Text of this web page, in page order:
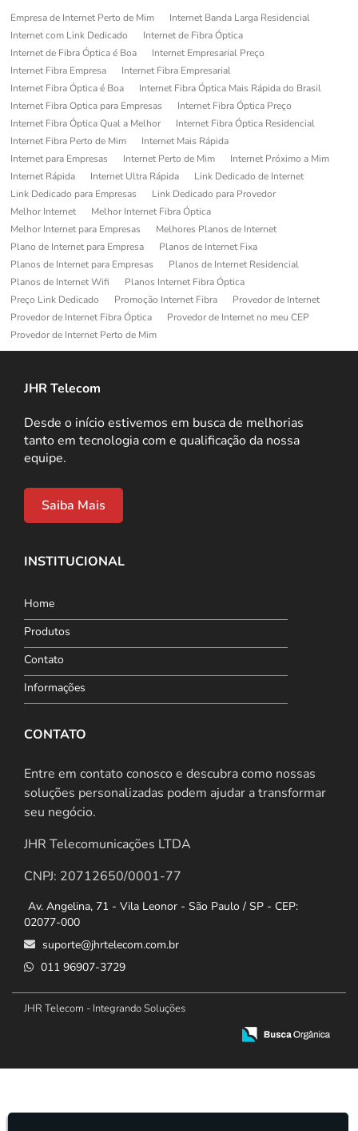
Empresa de Internet Perto de Mim
Internet Banda Larga Residencial
Internet com Link Dedicado
Internet de Fibra Óptica
Internet de Fibra Óptica é Boa
Internet Empresarial Preço
Internet Fibra Empresa
Internet Fibra Empresarial
Internet Fibra Óptica é Boa
Internet Fibra Óptica Mais Rápida do Brasil
Internet Fibra Optica para Empresas
Internet Fibra Óptica Preço
Internet Fibra Óptica Qual a Melhor
Internet Fibra Óptica Residencial
Internet Fibra Perto de Mim
Internet Mais Rápida
Internet para Empresas
Internet Perto de Mim
Internet Próximo a Mim
Internet Rápida
Internet Ultra Rápida
Link Dedicado de Internet
Link Dedicado para Empresas
Link Dedicado para Provedor
Melhor Internet
Melhor Internet Fibra Óptica
Melhor Internet para Empresas
Melhores Planos de Internet
Plano de Internet para Empresa
Planos de Internet Fixa
Planos de Internet para Empresas
Planos de Internet Residencial
Planos de Internet Wifi
Planos Internet Fibra Óptica
Preço Link Dedicado
Promoção Internet Fibra
Provedor de Internet
Provedor de Internet Fibra Óptica
Provedor de Internet no meu CEP
Provedor de Internet Perto de Mim
JHR Telecom
Desde o início estivemos em busca de melhorias
tanto em tecnologia com e qualificação da nossa
equipe.
Saiba Mais
INSTITUCIONAL
Home
Produtos
Contato
Informações
CONTATO
Entre em contato conosco e descubra como nossas
soluções personalizadas podem ajudar a transformar
seu negócio.
JHR Telecomunicações LTDA
CNPJ: 20712650/0001-77
Av. Angelina, 71 - Vila Leonor - São Paulo / SP - CEP:
02077-000
suporte@jhrtelecom.com.br
011 96907-3729
JHR Telecom - Integrando Soluções